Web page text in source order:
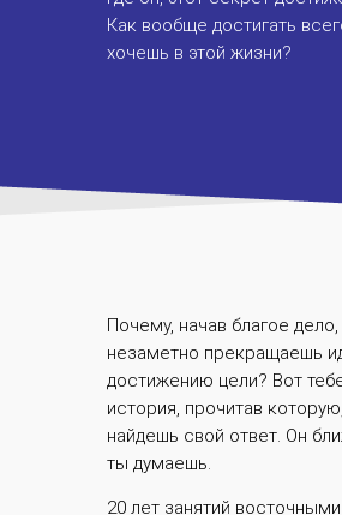
Как вообще достигать
хочешь в этой жизни?
Почему, начав благое
незаметно прекращаешь
достижению цели? Вот
история, прочитав
найдешь свой ответ. Он
ты думаешь.
20 лет занятий восточными